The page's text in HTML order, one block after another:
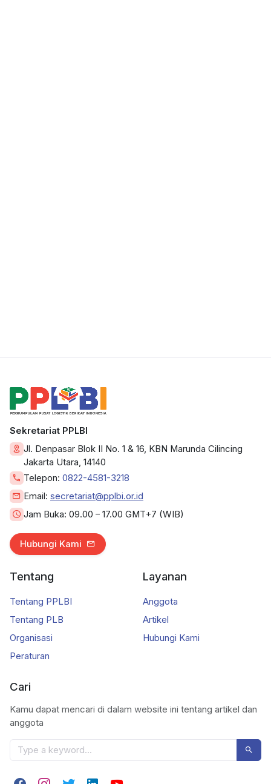
Sekretariat PPLBI
Jl. Denpasar Blok II No. 1 & 16, KBN Marunda Cilincing
Jakarta Utara, 14140
Telepon: 0822-4581-3218
Email: secretariat@pplbi.or.id
Jam Buka: 09.00 – 17.00 GMT+7 (WIB)
Hubungi Kami
Tentang
Tentang PPLBI
Tentang PLB
Organisasi
Peraturan
Layanan
Anggota
Artikel
Hubungi Kami
Cari
Kamu dapat mencari di dalam website ini tentang artikel dan
anggota